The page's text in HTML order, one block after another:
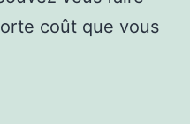
coût que vous